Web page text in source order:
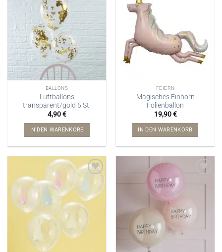
BALLONS
Luftballons
transparent/gold 5 St.
4,90€
IN DEN WARENKORB
FEIERN
Magisches Einhorn
Folienballon
19,90€
IN DEN WARENKORB